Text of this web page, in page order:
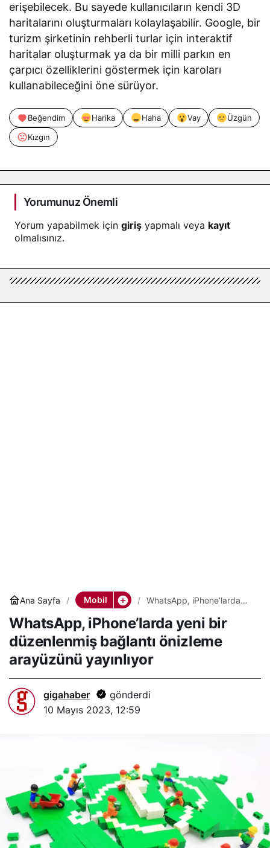
erişebilecek. Bu sayede kullanıcıların kendi 3D
haritalarını oluşturmaları kolaylaşabilir. Google, bir
turizm şirketinin rehberli turlar için interaktif
haritalar oluşturmak ya da bir milli parkın en
çarpıcı özelliklerini göstermek için karoları
kullanabileceğini öne sürüyor.
Beğendim Harika Haha Vay
Üzgün
Kızgın
Yorumunuz Önemli
Yorum yapabilmek için giriş yapmalı veya kayıt
olmalısınız.
Ana Sayfa Mobil
WhatsApp, iPhone’larda
bağlantı önizleme
arayüzünü yayınlıyor
WhatsApp, iPhone’larda yeni bir
düzenlenmiş bağlantı önizleme
arayüzünü yayınlıyor
gigahaber
gönderdi
10 Mayıs 2023, 12:59